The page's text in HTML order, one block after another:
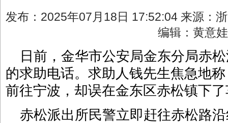
发布：2025年07月18日 17:52:04 来源：
编辑：黄意
日前，金华市公安局金东分局赤
的求助电话。求助人钱先生焦急地
前往宁波，却误在金东区赤松镇下
赤松派出所民警立即赶往赤松路